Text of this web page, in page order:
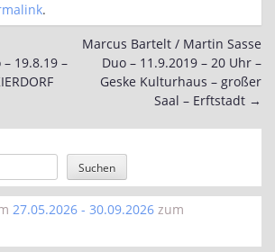
.
19.8.19 –
Marcus Bartelt / Martin Sasse
Duo – 11.9.2019 – 20 Uhr –
Geske Kulturhaus – großer
Saal – Erftstadt →
Suchen
27.05.2026 - 30.09.2026 zum